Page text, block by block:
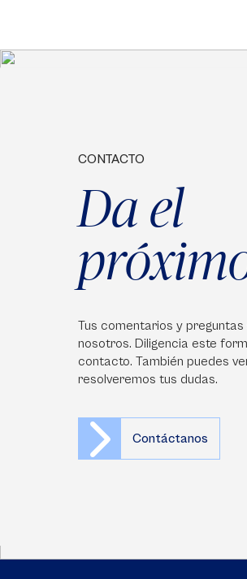
CONTACTO
Da el
Tus comentarios y
nosotros. Diligencia este
contacto. También puedes
resolveremos tus dudas.
Contáctanos